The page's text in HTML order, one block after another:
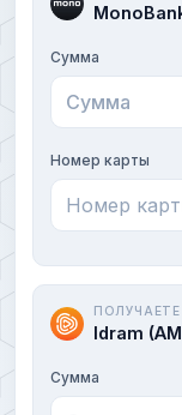
Сумма
Номер карты
ПОЛУЧАЕТЕ
Idram
Сумма